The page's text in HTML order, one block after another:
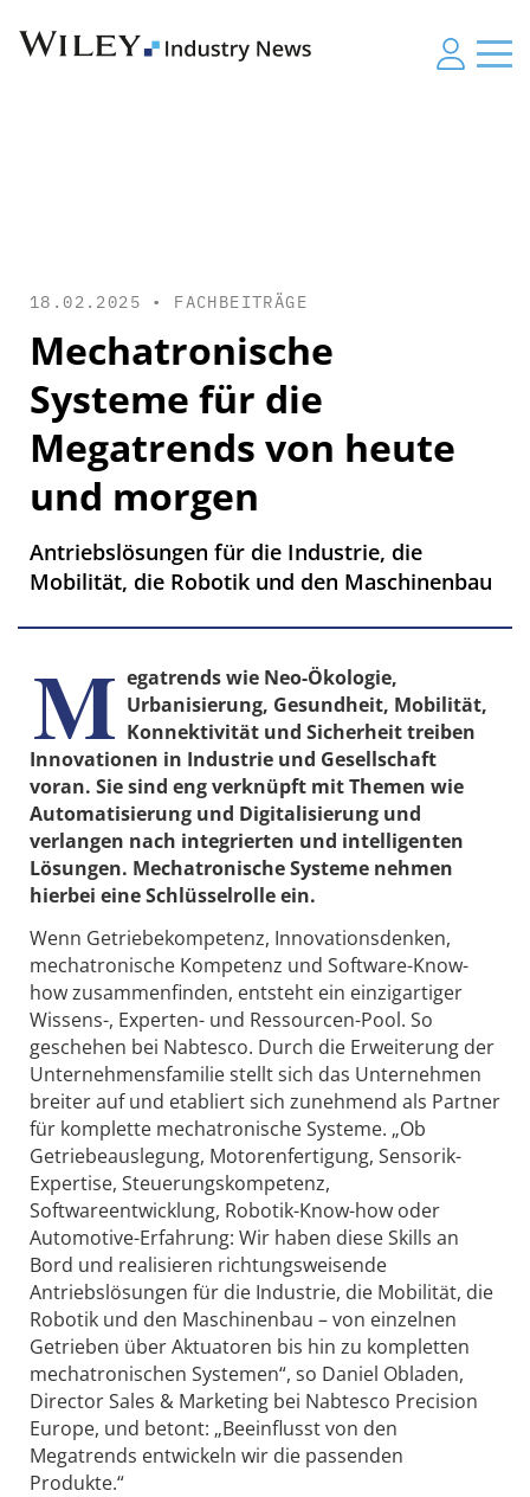
18.02.2025 • FACHBEITRÄGE
Mechatronische
Systeme für die
Megatrends von heute
und morgen
Antriebslösungen für die Industrie, die
Mobilität, die Robotik und den Maschinenbau
M egatrends wie Neo-Ökologie,
Urbanisierung, Gesundheit, Mobilität,
Konnektivität und Sicherheit treiben
Innovationen in Industrie und Gesellschaft
voran. Sie sind eng verknüpft mit Themen wie
Automatisierung und Digitalisierung und
verlangen nach integrierten und intelligenten
Lösungen. Mechatronische Systeme nehmen
hierbei eine Schlüsselrolle ein.
Wenn Getriebekompetenz, Innovationsdenken,
mechatronische Kompetenz und Software-Know-
how zusammenfinden, entsteht ein einzigartiger
Wissens-, Experten- und Ressourcen-Pool. So
geschehen bei Nabtesco. Durch die Erweiterung der
Unternehmensfamilie stellt sich das Unternehmen
breiter auf und etabliert sich zunehmend als Partner
für komplette mechatronische Systeme. „Ob
Getriebeauslegung, Motorenfertigung, Sensorik-
Expertise, Steuerungskompetenz,
Softwareentwicklung, Robotik-Know-how oder
Automotive-Erfahrung: Wir haben diese Skills an
Bord und realisieren richtungsweisende
Antriebslösungen für die Industrie, die Mobilität, die
Robotik und den Maschinenbau – von einzelnen
Getrieben über Aktuatoren bis hin zu kompletten
mechatronischen Systemen“, so Daniel Obladen,
Director Sales & Marketing bei Nabtesco Precision
Europe, und betont: „Beeinflusst von den
Megatrends entwickeln wir die passenden
Produkte.“